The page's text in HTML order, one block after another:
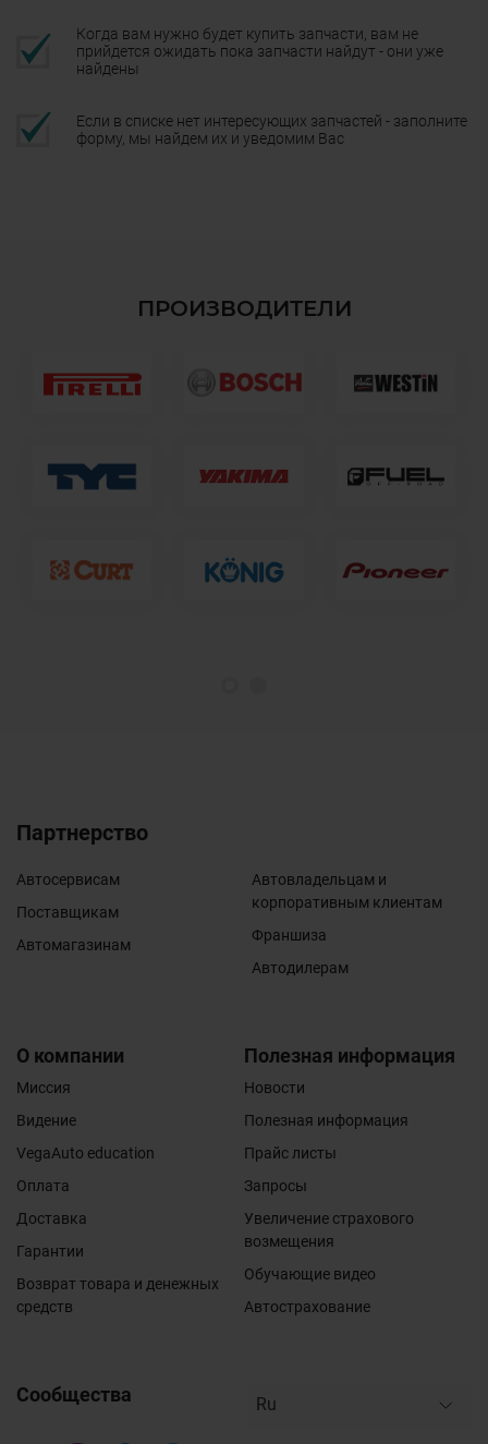
Когда вам нужно будет купить запчасти, вам не
прийдется ожидать пока запчасти найдут - они уже
найдены
Если в списке нет интересующих запчастей - заполните
форму, мы найдем их и уведомим Вас
ПРОИЗВОДИТЕЛИ
Партнерство
Автосервисам
Поставщикам
Автомагазинам
Автовладельцам и
корпоративным клиентам
Франшиза
Автодилерам
О компании
Миссия
Видение
VegaAuto education
Оплата
Доставка
Гарантии
Возврат товара и денежных
средств
Полезная информация
Новости
Полезная информация
Прайс листы
Запросы
Увеличение страхового
возмещения
Обучающие видео
Автострахование
Сообщества